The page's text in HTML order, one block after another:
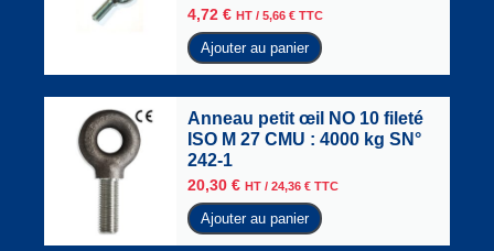
4,72 € HT / 5,66 € TTC
Ajouter au panier
Anneau petit œil NO 10 fileté
ISO M 27 CMU : 4000 kg SN°
242-1
20,30 € HT / 24,36 € TTC
Ajouter au panier